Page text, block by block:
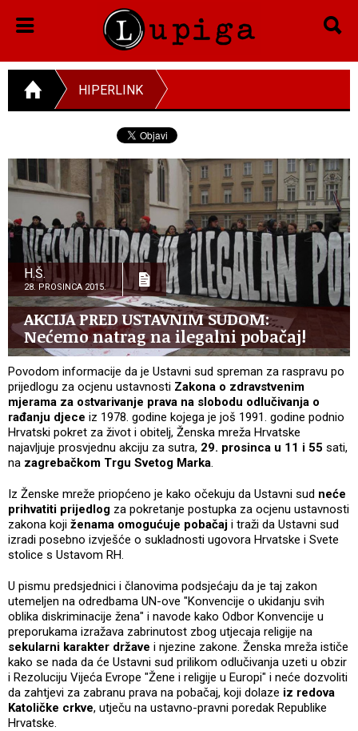
HIPERLINK
H.Š.
28. PROSINCA 2015.
AKCIJA PRED USTAVNIM SUDOM:
Nećemo natrag na ilegalni pobačaj!
Povodom informacije da je Ustavni sud spreman za raspravu po
prijedlogu za ocjenu ustavnosti Zakona o zdravstvenim
mjerama za ostvarivanje prava na slobodu odlučivanja o
rađanju djece iz 1978. godine kojega je još 1991. godine podnio
Hrvatski pokret za život i obitelj, Ženska mreža Hrvatske
najavljuje prosvjednu akciju za sutra, 29. prosinca u 11 i 55 sati,
na zagrebačkom Trgu Svetog Marka.
Iz Ženske mreže priopćeno je kako očekuju da Ustavni sud neće
prihvatiti prijedlog za pokretanje postupka za ocjenu ustavnosti
zakona koji ženama omogućuje pobačaj i traži da Ustavni sud
izradi posebno izvješće o sukladnosti ugovora Hrvatske i Svete
stolice s Ustavom RH.
U pismu predsjednici i članovima podsjećaju da je taj zakon
utemeljen na odredbama UN-ove "Konvencije o ukidanju svih
oblika diskriminacije žena" i navode kako Odbor Konvencije u
preporukama izražava zabrinutost zbog utjecaja religije na
sekularni karakter države i njezine zakone. Ženska mreža ističe
kako se nada da će Ustavni sud prilikom odlučivanja uzeti u obzir
i Rezoluciju Vijeća Evrope "Žene i religije u Europi" i neće dozvoliti
da zahtjevi za zabranu prava na pobačaj, koji dolaze iz redova
Katoličke crkve, utječu na ustavno-pravni poredak Republike
Hrvatske.